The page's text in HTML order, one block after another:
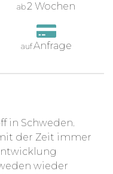
ab2 Wochen
aufAnfrage
in Schweden.
der Zeit immer
wieder